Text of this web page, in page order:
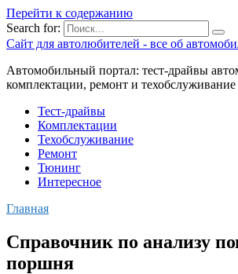
Перейти к содержанию
Search for:
Сайт для автолюбителей - все об
Автомобильный портал: тест-драйвы
комплектации, ремонт и техобслуживание
Тест-драйвы
Комплектации
Техобслуживание
Ремонт
Тюнинг
Интересное
Главная
Справочник по анализу
поршня